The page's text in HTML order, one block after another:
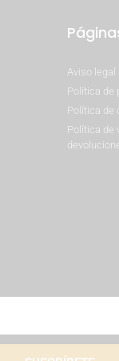
Aviso legal
Política de
Política de
Política de